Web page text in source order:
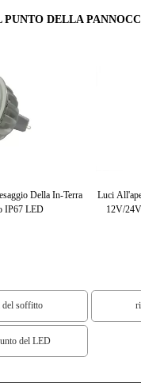
PUNTO DELLA
Della In-Terra
IP67 LED
Luci
12V/
soffitto
del LED